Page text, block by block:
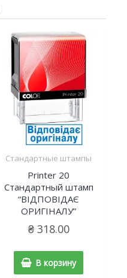
Стандартные штампы
Printer 20
Cтандартный штамп
“ВІДПОВІДАЄ
ОРИГІНАЛУ”
₴318.00
В корзину